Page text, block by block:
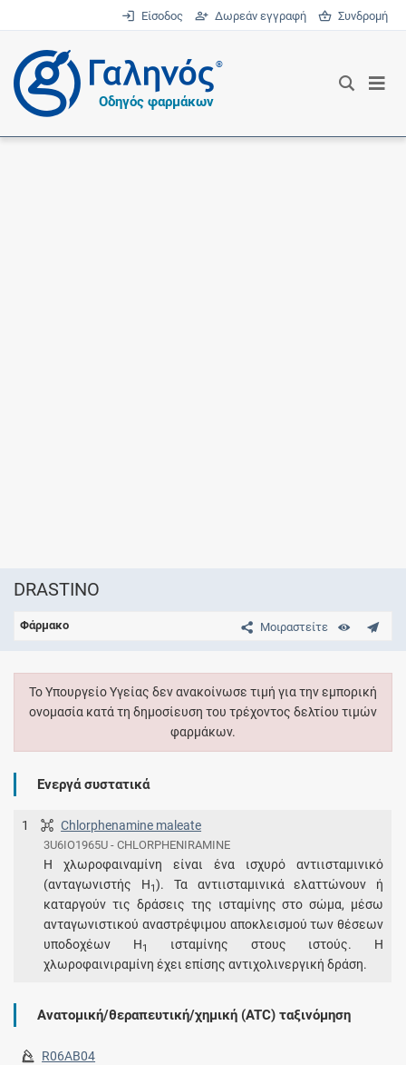
Είσοδος Δωρεάν εγγραφή Συνδρομή
®
Οδηγός φαρμάκων
DRASTINO
Μοιραστείτε
Φάρμακο
Το Υπουργείο Υγείας δεν ανακοίνωσε τιμή για την εμπορική
ονομασία κατά τη δημοσίευση του τρέχοντος δελτίου τιμών
φαρμάκων.
Ενεργά συστατικά
1 Chlorphenamine maleate
3U6IO1965U - CHLORPHENIRAMINE
Η χλωροφαιναμίνη είναι ένα ισχυρό αντιισταμινικό
(ανταγωνιστής Η1). Τα αντιισταμινικά ελαττώνουν ή
καταργούν τις δράσεις της ισταμίνης στο σώμα, μέσω
ανταγωνιστικού αναστρέψιμου αποκλεισμού των θέσεων
υποδοχέων Η1
ισταμίνης στους ιστούς. Η
χλωροφαινιραμίνη έχει επίσης αντιχολινεργική δράση.
Ανατομική/θεραπευτική/χημική (ATC) ταξινόμηση
R06AB04